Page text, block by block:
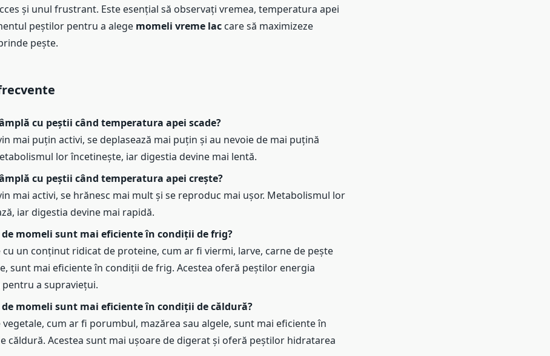
și unul frustrant. Este esențial să observați vremea, temperatura apei
peștilor pentru a alege momeli vreme laccare să maximizeze
pește.
cu peștii când temperatura apei scade?
mai puțin activi, se deplasează mai puțin și au nevoie de mai puțină
lor încetinește, iar digestia devine mai lentă.
cu peștii când temperatura apei crește?
mai activi, se hrănesc mai mult și se reproduc mai ușor. Metabolismul lor
iar digestia devine mai rapidă.
momeli sunt mai eficiente în condiții de frig?
cu un conținut ridicat de proteine, cum ar fi viermi, larve, carne de pește
sunt mai eficiente în condiții de frig. Acestea oferă peștilor energia
pentru a supraviețui.
momeli sunt mai eficiente în condiții de căldură?
cum ar fi porumbul, mazărea sau algele, sunt mai eficiente în
căldură. Acestea sunt mai ușoare de digerat și oferă peștilor hidratarea